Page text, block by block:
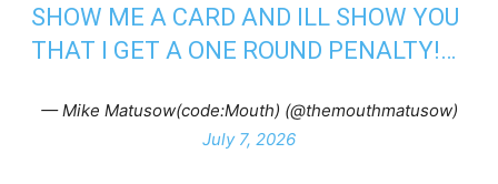
SHOW ME A CARD AND ILL SHOW YOU
THAT I GET A ONE ROUND PENALTY!…
— Mike Matusow(code:Mouth) (@themouthmatusow)
July 7, 2026